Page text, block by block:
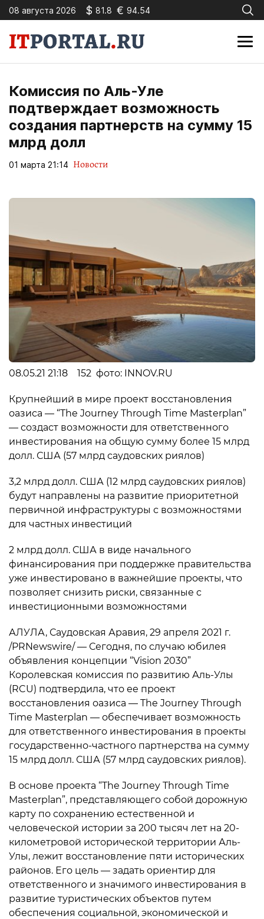
08 августа 2026 $ 81.8 € 94.54
Комиссия по Аль-Уле
подтверждает возможность
создания партнерств на сумму 15
млрд долл
01 марта 21:14 Новости
08.05.21 21:18 152 фото: INNOV.RU
Крупнейший в мире проект восстановления
оазиса — “The Journey Through Time Masterplan”
— создаст возможности для ответственного
инвестирования на общую сумму более 15 млрд
долл. США (57 млрд саудовских риялов)
3,2 млрд долл. США (12 млрд саудовских риялов)
будут направлены на развитие приоритетной
первичной инфраструктуры с возможностями
для частных инвестиций
2 млрд долл. США в виде начального
финансирования при поддержке правительства
уже инвестировано в важнейшие проекты, что
позволяет снизить риски, связанные с
инвестиционными возможностями
АЛУЛА, Саудовская Аравия, 29 апреля 2021 г.
/PRNewswire/ — Сегодня, по случаю юбилея
объявления концепции “Vision 2030”
Королевская комиссия по развитию Аль-Улы
(RCU) подтвердила, что ее проект
восстановления оазиса — The Journey Through
Time Masterplan — обеспечивает возможность
для ответственного инвестирования в проекты
государственно-частного партнерства на сумму
15 млрд долл. США (57 млрд саудовских риялов).
В основе проекта “The Journey Through Time
Masterplan”, представляющего собой дорожную
карту по сохранению естественной и
человеческой истории за 200 тысяч лет на 20-
километровой исторической территории Аль-
Улы, лежит восстановление пяти исторических
районов. Его цель — задать ориентир для
ответственного и значимого инвестирования в
развитие туристических объектов путем
обеспечения социальной, экономической и